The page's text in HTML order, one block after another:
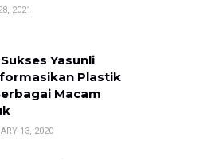
2021
Yasunli
Plastik
Macam
13, 2020